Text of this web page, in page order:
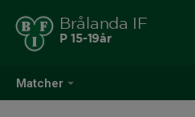
Matcher
Brålanda IF
P 15-19år